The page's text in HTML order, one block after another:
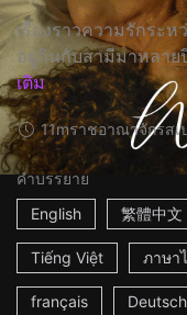
เรื่องราวความรักระ
อยู่กินกับสามีมาหลาย
เติม
11mราชอาณาจักรสเ
คำบรรยาย
English
繁體中文
Tiếng Việt ภาษา
français Deutsch